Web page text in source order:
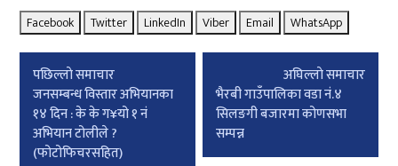
Facebook Twitter LinkedIn Viber Email WhatsApp
Post
navigation
पछिल्लाे समाचार
जनसम्बन्ध विस्तार अभियानका
१४ दिन : के के ग¥यो १ नं
अभियान टोलीले ?
(फोटोफिचरसहित)
अघिल्लाे समाचार
भैरबी गाउँपालिका वडा नं.४
सिलङगी बजारमा कोणसभा
सम्पन्न